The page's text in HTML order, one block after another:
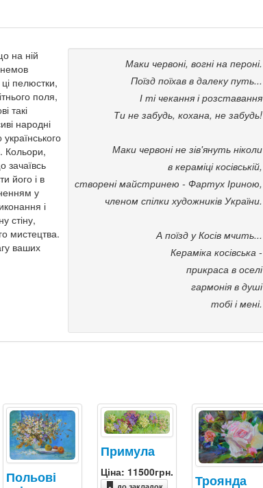
Маки червоні, вогні на пероні.
Поїзд поїхав в далеку путь...
І ті чекання і розставання
Ти не забудь, кохана, не забудь!
Маки червоні не зів'януть ніколи
в кераміці косівській,
створені майстринею - Фартух Іриною,
членом спілки художників України.
А поїзд у Косів мчить...
Кераміка косівська -
прикраса в оселі
гармонія в душі
тобі і мені.
на ній
немов
пелюстки,
поля,
такі
народні
Кольори,
зачаївсь
його і в
у
і
стіну,
мистецтва.
ваших
Польові
Примула
Ціна: 11500грн.
Троянда